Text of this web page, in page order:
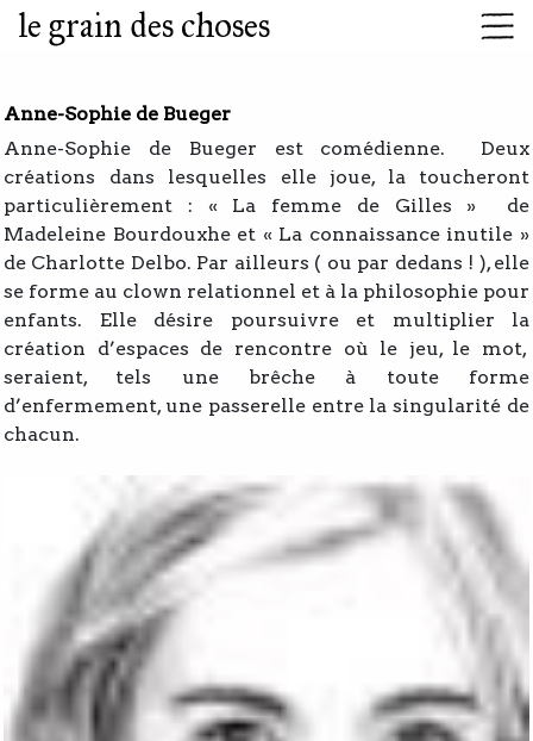
le grain des choses
Anne-Sophie de Bueger
Anne-Sophie de Bueger est comédienne. Deux
créations dans lesquelles elle joue, la toucheront
particulièrement : « La femme de Gilles » de
Madeleine Bourdouxhe et « La connaissance inutile »
de Charlotte Delbo. Par ailleurs ( ou par dedans ! ), elle
se forme au clown relationnel et à la philosophie pour
enfants. Elle désire poursuivre et multiplier la
création d’espaces de rencontre où le jeu, le mot,
seraient, tels une brêche à toute forme
d’enfermement, une passerelle entre la singularité de
chacun.